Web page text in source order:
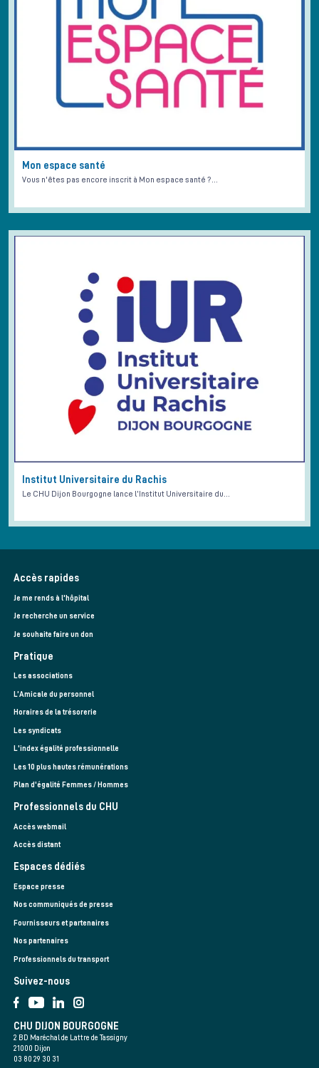
Mon espace santé
Vous n'êtes pas encore inscrit à Mon espace santé ?…
Institut Universitaire du Rachis
Le CHU Dijon Bourgogne lance l’Institut Universitaire du…
Accès rapides
Je me rends à l'hôpital
Je recherche un service
Je souhaite faire un don
Pratique
Les associations
L’Amicale du personnel
Horaires de la trésorerie
Les syndicats
L'index égalité professionnelle
Les 10 plus hautes rémunérations
Plan d'égalité Femmes / Hommes
Professionnels du CHU
Accès webmail
Accès distant
Espaces dédiés
Espace presse
Nos communiqués de presse
Fournisseurs et partenaires
Nos partenaires
Professionnels du transport
Suivez-nous
CHU DIJON BOURGOGNE
2 BD Maréchal de Lattre de Tassigny
21000 Dijon
03 80 29 30 31